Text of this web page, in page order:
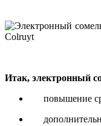
Итак, электронный
повышение